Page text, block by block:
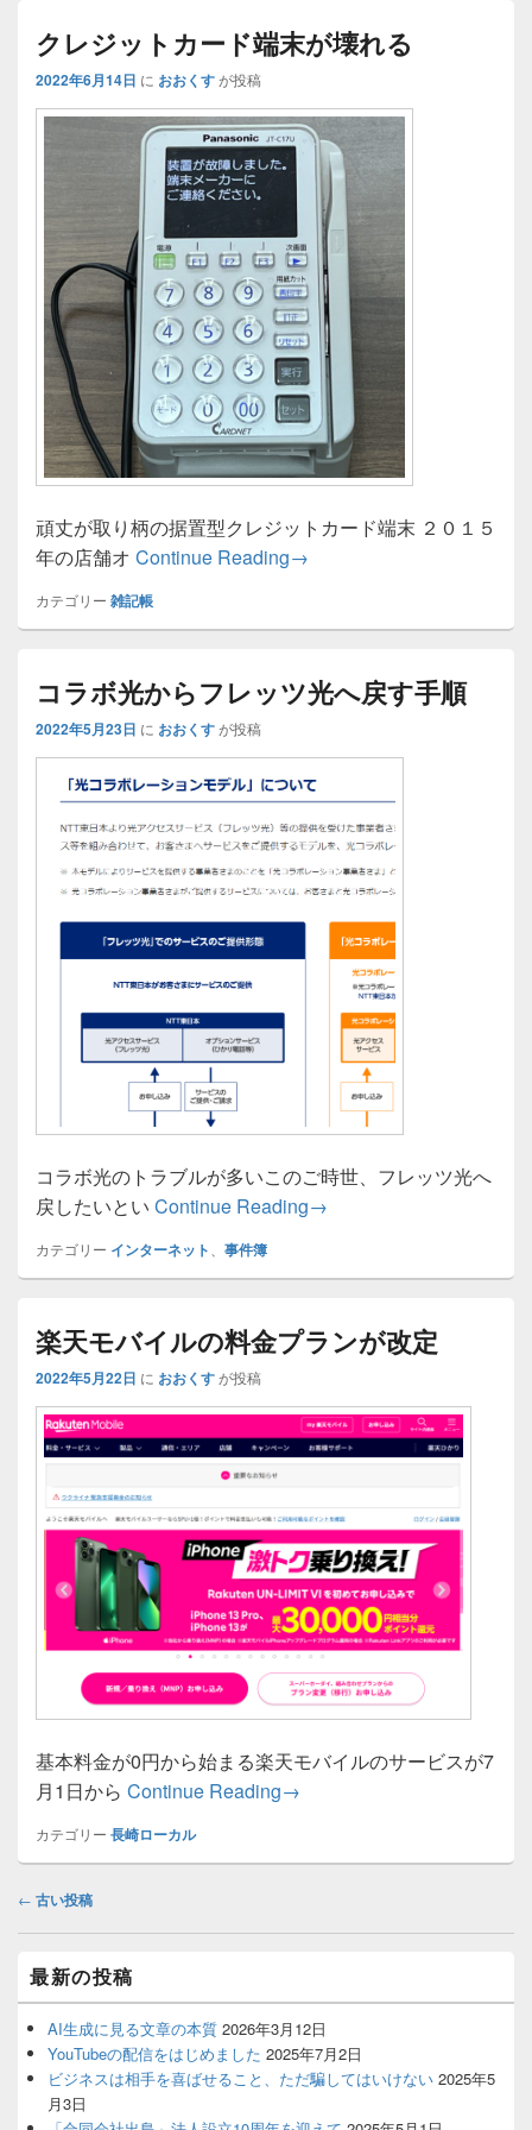
クレジットカード端末が壊れる
2022年6月14日 に おおくすが投稿
頑丈が取り柄の据置型クレジットカード端末 ２０１５
年の店舗オ Continue Readingクレジットカード端末が壊
→
カテゴリー 雑記帳
コラボ光からフレッツ光へ戻す手順
2022年5月23日 に おおくすが投稿
コラボ光のトラブルが多いこのご時世、フレッツ光へ
戻したいとい Continue Readingコラボ光からフレッツ光
→
カテゴリー インターネット 事件簿
楽天モバイルの料金プランが改定
2022年5月22日 に おおくすが投稿
基本料金が0円から始まる楽天モバイルのサービスが7
月1日から Continue Reading楽天モバイルの料金プラン
→
カテゴリー 長崎ローカル
投
ビ
ゲ
ー
シ
ョ
← 古い投稿
Sidebar
Widget
Area
最新の投稿
AI生成に見る文章の本質 2026年3月12日
YouTubeの配信をはじめました 2025年7月2日
ビジネスは相手を喜ばせること、ただ騙してはいけない 2025年5
月3日